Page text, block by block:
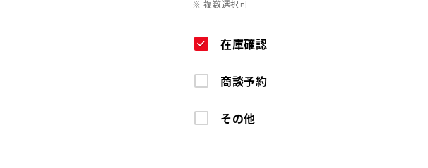
※ 複数選択可
在庫確認
商談予約
その他